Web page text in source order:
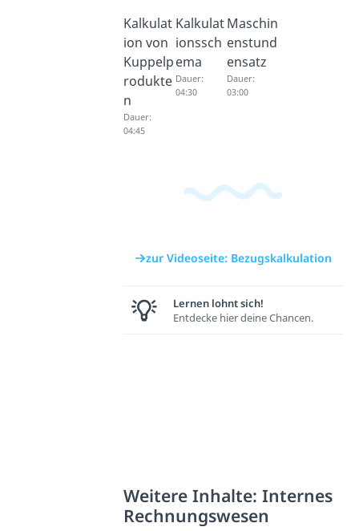
Kalkulat
ion von
Kuppelp
rodukte
n
Dauer:
04:45
Kalkulat
ionssch
ema
Dauer:
04:30
Maschin
enstund
ensatz
Dauer:
03:00
zur Videoseite: Bezugskalkulation
Lernen lohnt sich!
Entdecke hier deine Chancen.
Weitere Inhalte: Internes
Rechnungswesen